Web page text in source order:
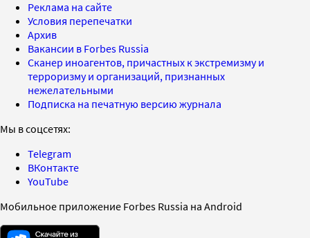
Реклама на сайте
Условия перепечатки
Архив
Вакансии в Forbes Russia
Сканер иноагентов, причастных к экстремизму и
терроризму и организаций, признанных
нежелательными
Подписка на печатную версию журнала
Мы в соцсетях:
Telegram
ВКонтакте
YouTube
Мобильное приложение Forbes Russia на Android